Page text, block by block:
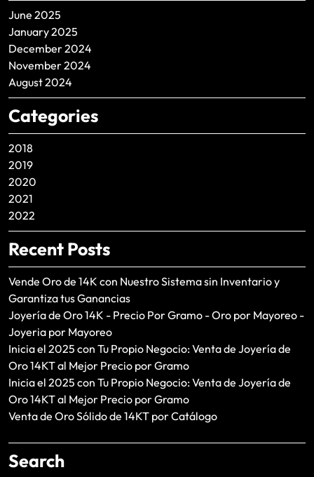
June 2025
January 2025
December 2024
November 2024
August 2024
Categories
2018
2019
2020
2021
2022
Recent Posts
Vende Oro de 14K con Nuestro Sistema sin Inventario y
Garantiza tus Ganancias
Joyería de Oro 14K - Precio Por Gramo - Oro por Mayoreo -
Joyeria por Mayoreo
Inicia el 2025 con Tu Propio Negocio: Venta de Joyería de
Oro 14KT al Mejor Precio por Gramo
Inicia el 2025 con Tu Propio Negocio: Venta de Joyería de
Oro 14KT al Mejor Precio por Gramo
Venta de Oro Sólido de 14KT por Catálogo
Search